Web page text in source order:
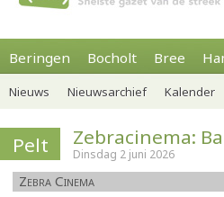
Beringen Bocholt Bree
Nieuws Nieuwsarchief Kalender
Pelt Zebracinema:
Dinsdag 2 juni 2026
Zebra Cinema